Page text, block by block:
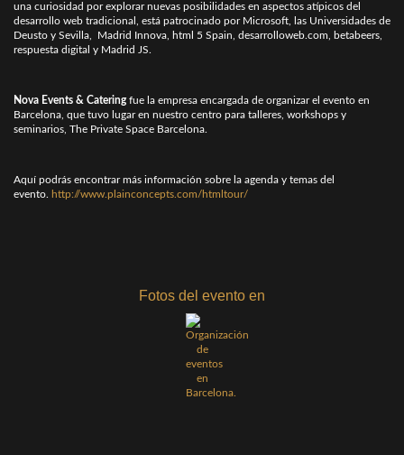
una curiosidad por explorar nuevas posibilidades en aspectos atípicos del
desarrollo web tradicional, está patrocinado por Microsoft, las Universidades de
Deusto y Sevilla, Madrid Innova, html 5 Spain, desarrolloweb.com, betabeers,
respuesta digital y Madrid JS.
Nova Events & Cateringfue la empresa encargada de organizar el evento en
Barcelona, que tuvo lugar en nuestro centro para talleres, workshops y
seminarios, The Private Space Barcelona.
Aquí podrás encontrar más información sobre la agenda y temas del
evento. http://www.plainconcepts.com/htmltour/
Fotos del evento en